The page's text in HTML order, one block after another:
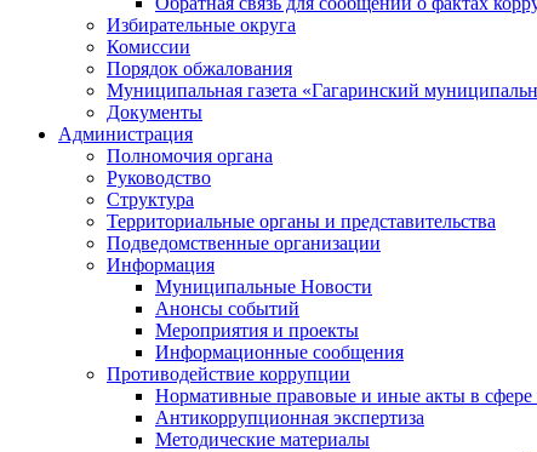
Избирательные округа
Комиссии
Порядок обжалования
Муниципальная газета «Гагаринский
Документы
Администрация
Полномочия органа
Руководство
Структура
Территориальные органы и представительства
Подведомственные организации
Информация
Муниципальные Новости
Анонсы событий
Мероприятия и проекты
Информационные сообщения
Противодействие коррупции
Нормативные правовые и иные акты в сфере
Антикоррупционная экспертиза
Методические материалы